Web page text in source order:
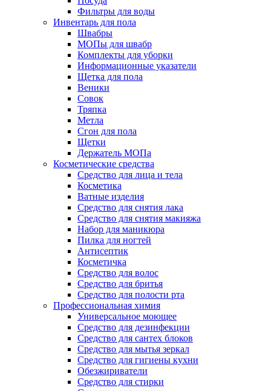
Фильтры для воды
Инвентарь для пола
Швабры
МОПы для швабр
Комплекты для уборки
Информационные указатели
Щетка для пола
Веники
Совок
Тряпка
Метла
Сгон для пола
Щетки
Держатель МОПа
Косметические средства
Средство для лица и тела
Косметика
Ватные изделия
Средство для снятия лака
Средство для снятия макияжа
Набор для маникюра
Пилка для ногтей
Антисептик
Косметичка
Средство для волос
Средство для бритья
Средство для полости рта
Профессиональная химия
Универсальное моющее
Средство для дезинфекции
Средство для сантех блоков
Средство для мытья зеркал
Средство для гигиены кухни
Обезжириватели
Средство для стирки